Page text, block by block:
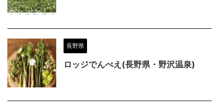
長野県
ロッジでんべえ(長野県・野沢温泉)